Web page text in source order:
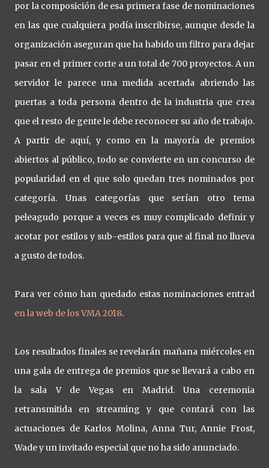
por la composición de esa primera fase de nominaciones
en las que cualquiera podía inscribirse, aunque desde la
organización aseguran que ha habido un filtro para dejar
pasar en el primer corte a un total de 700 proyectos. A un
servidor le parece una medida acertada abriendo las
puertas a toda persona dentro de la industria que crea
que el resto de gente le debe reconocer su año de trabajo.
A partir de aquí, y como en la mayoría de premios
abiertos al público, todo se convierte en un concurso de
popularidad en el que solo quedan tres nominados por
categoría. Unas categorías que serían otro tema
peleagudo porque a veces es muy complicado definir y
acotar por estilos y sub-estilos para que al final no llueva
a gusto de todos.
Para ver cómo han quedado estas nominaciones entrad
en la web de los VMA 2018.
Los resultados finales se revelarán mañana miércoles en
una gala de entrega de premios que se llevará a cabo en
la sala V de Vegas en Madrid. Una ceremonia
retransmitida en streaming y que contará con las
actuaciones de Karlos Molina, Anna Tur, Annie Frost,
Wade y un invitado especial que no ha sido anunciado.